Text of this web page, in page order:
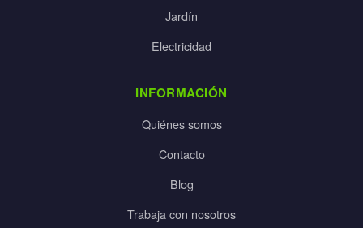
Jardín
Electricidad
INFORMACIÓN
Quiénes somos
Contacto
Blog
Trabaja con nosotros